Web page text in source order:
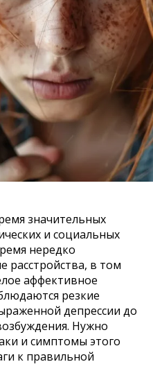
значительных
и социальных
нередко
расстройства, в том
аффективное
резкие
депрессии до
Нужно
и симптомы этого
к правильной